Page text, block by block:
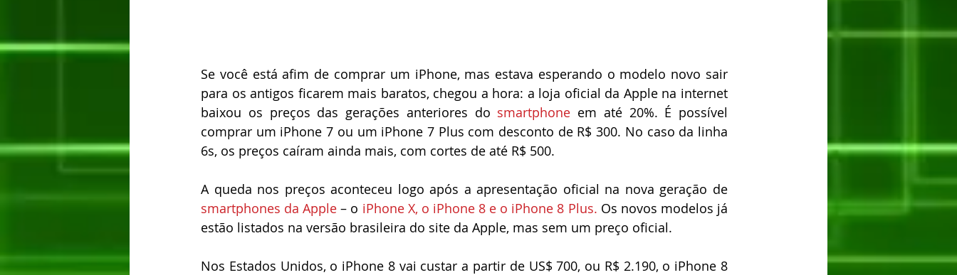
Se você está afim de comprar um iPhone, mas estava esperando o modelo novo sair
para os antigos ficarem mais baratos, chegou a hora: a loja oficial da Apple na internet
baixou os preços das gerações anteriores do smartphone em até 20%. É possível
comprar um iPhone 7 ou um iPhone 7 Plus com desconto de R$ 300. No caso da linha
6s, os preços caíram ainda mais, com cortes de até R$ 500.
smartphones da Apple – o iPhone X, o iPhone 8 e o iPhone 8 Plus. Os novos modelos já
estão listados na versão brasileira do site da Apple, mas sem um preço oficial.
Nos Estados Unidos, o iPhone 8 vai custar a partir de US$ 700, ou R$ 2.190, o iPhone 8